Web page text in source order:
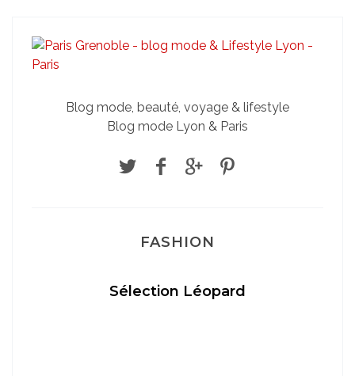
Blog mode, beauté, voyage & lifestyle
Blog mode Lyon & Paris
FASHION
Sélection Léopard